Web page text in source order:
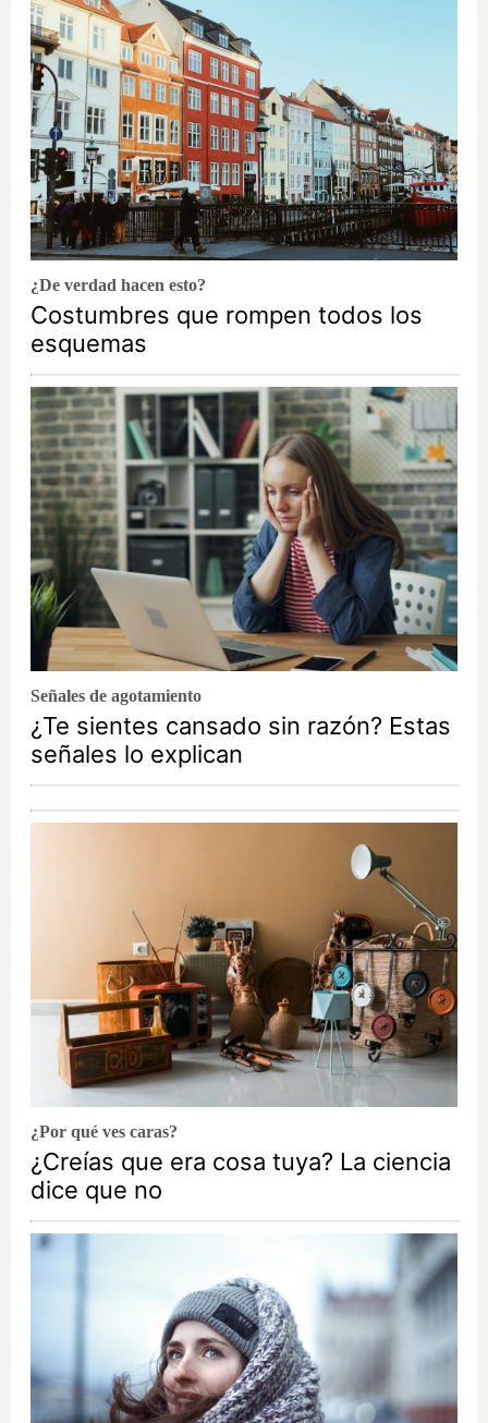
¿De verdad hacen esto?
Costumbres que rompen todos los
esquemas
Señales de agotamiento
¿Te sientes cansado sin razón? Estas
señales lo explican
¿Por qué ves caras?
¿Creías que era cosa tuya? La ciencia
dice que no